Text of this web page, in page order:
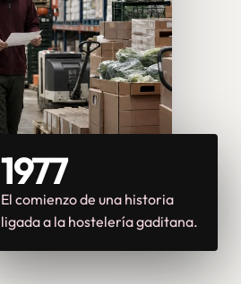
1977
El comienzo de una historia
ligada a la hostelería gaditana.